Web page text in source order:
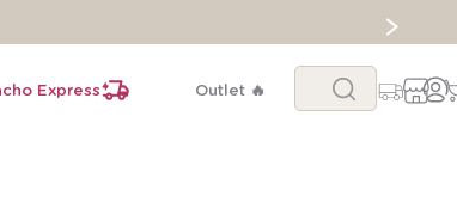
Express Outlet 🔥
Buscar...